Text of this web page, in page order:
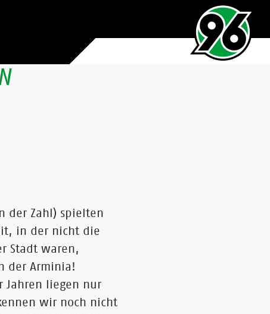
der Zahl) spielten
in der nicht die
Stadt waren,
der Arminia!
Jahren liegen nur
wir noch nicht